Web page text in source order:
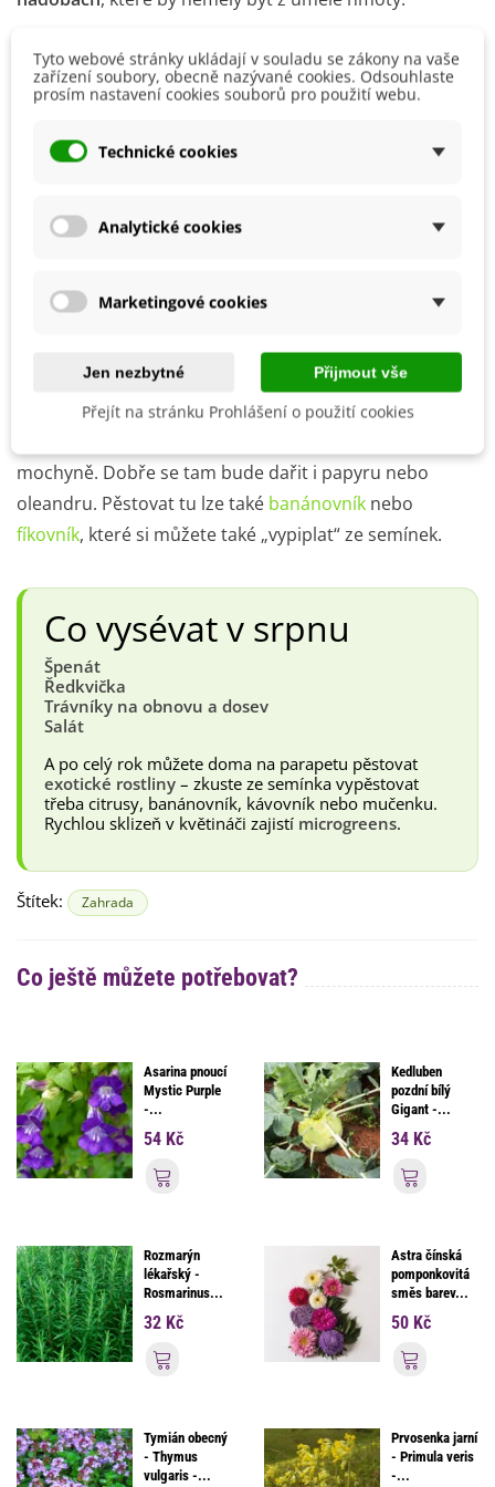
Skleník jako zimní zahrada
Svůj význam má skleník i pro pěstitele, kteří se zabývají
ve skleníku mohou předpěstovat sadbu ze semen, což
hvozdíky ale můžete sem i umístit pokojové květiny
kaktusů.
Skleník pro exotické rostliny
Skleníkové klima bude vhodné pro výsev některých
mochyně. Dobře se tam bude dařit i papyru nebo
oleandru. Pěstovat tu lze také banánovník nebo
fíkovník, které si můžete také „vypiplat“ ze semínek.
Co vysévat v srpnu
Špenát
Ředkvička
Trávníky na obnovu a dosev
Salát
A po celý rok můžete doma na parapetu pěstovat
exotické rostliny – zkuste ze semínka vypěstovat
třeba citrusy, banánovník, kávovník nebo mučenku.
Rychlou sklizeň v květináči zajistí microgreens.
Štítek: Zahrada
Co ještě můžete potřebovat?
Asarina pnoucí
Mystic Purple
-...
54 Kč
Přidat do košíku
Kedluben
pozdní bílý
Gigant -...
34 Kč
Rozmarýn
lékařský -
Rosmarinus...
32 Kč
Přidat do košíku
Astra čínská
pomponkovitá
směs barev...
50 Kč
Tymián obecný
- Thymus
vulgaris -...
Prvosenka jarní
- Primula veris
-...
Tyto webové stránky ukládají v souladu se zákony na vaše
zařízení soubory, obecně nazývané cookies. Odsouhlaste
prosím nastavení cookies souborů pro použití webu.
Technické cookies
Analytické cookies
Marketingové cookies
Jen nezbytné Přijmout vše
Přejít na stránku Prohlášení o použití cookies